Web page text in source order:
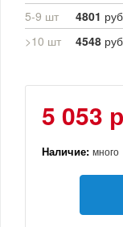
5-9 шт
4801
>10 шт
4548
5 053
Наличие: много